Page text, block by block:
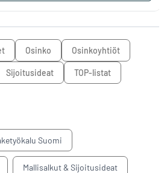
osinko osinkoyhtiöt
sijoitusideat TOP-listat
Suomi
Mallisalkut & Sijoitusideat